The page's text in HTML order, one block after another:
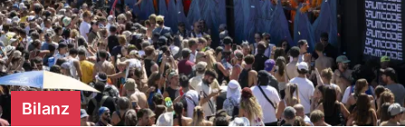
Bilanz